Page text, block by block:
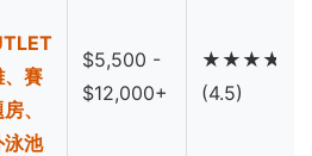
、賽
、
泳池
$5,500 -
$12,000+
★★★★☆
(4.5)